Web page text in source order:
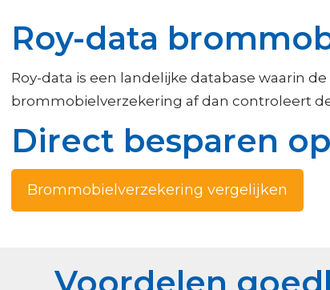
Roy-data
Roy-data is een landelijke database waarin
brommobielverzekering af dan controleert
Direct besparen
Brommobielverzekering vergelijken